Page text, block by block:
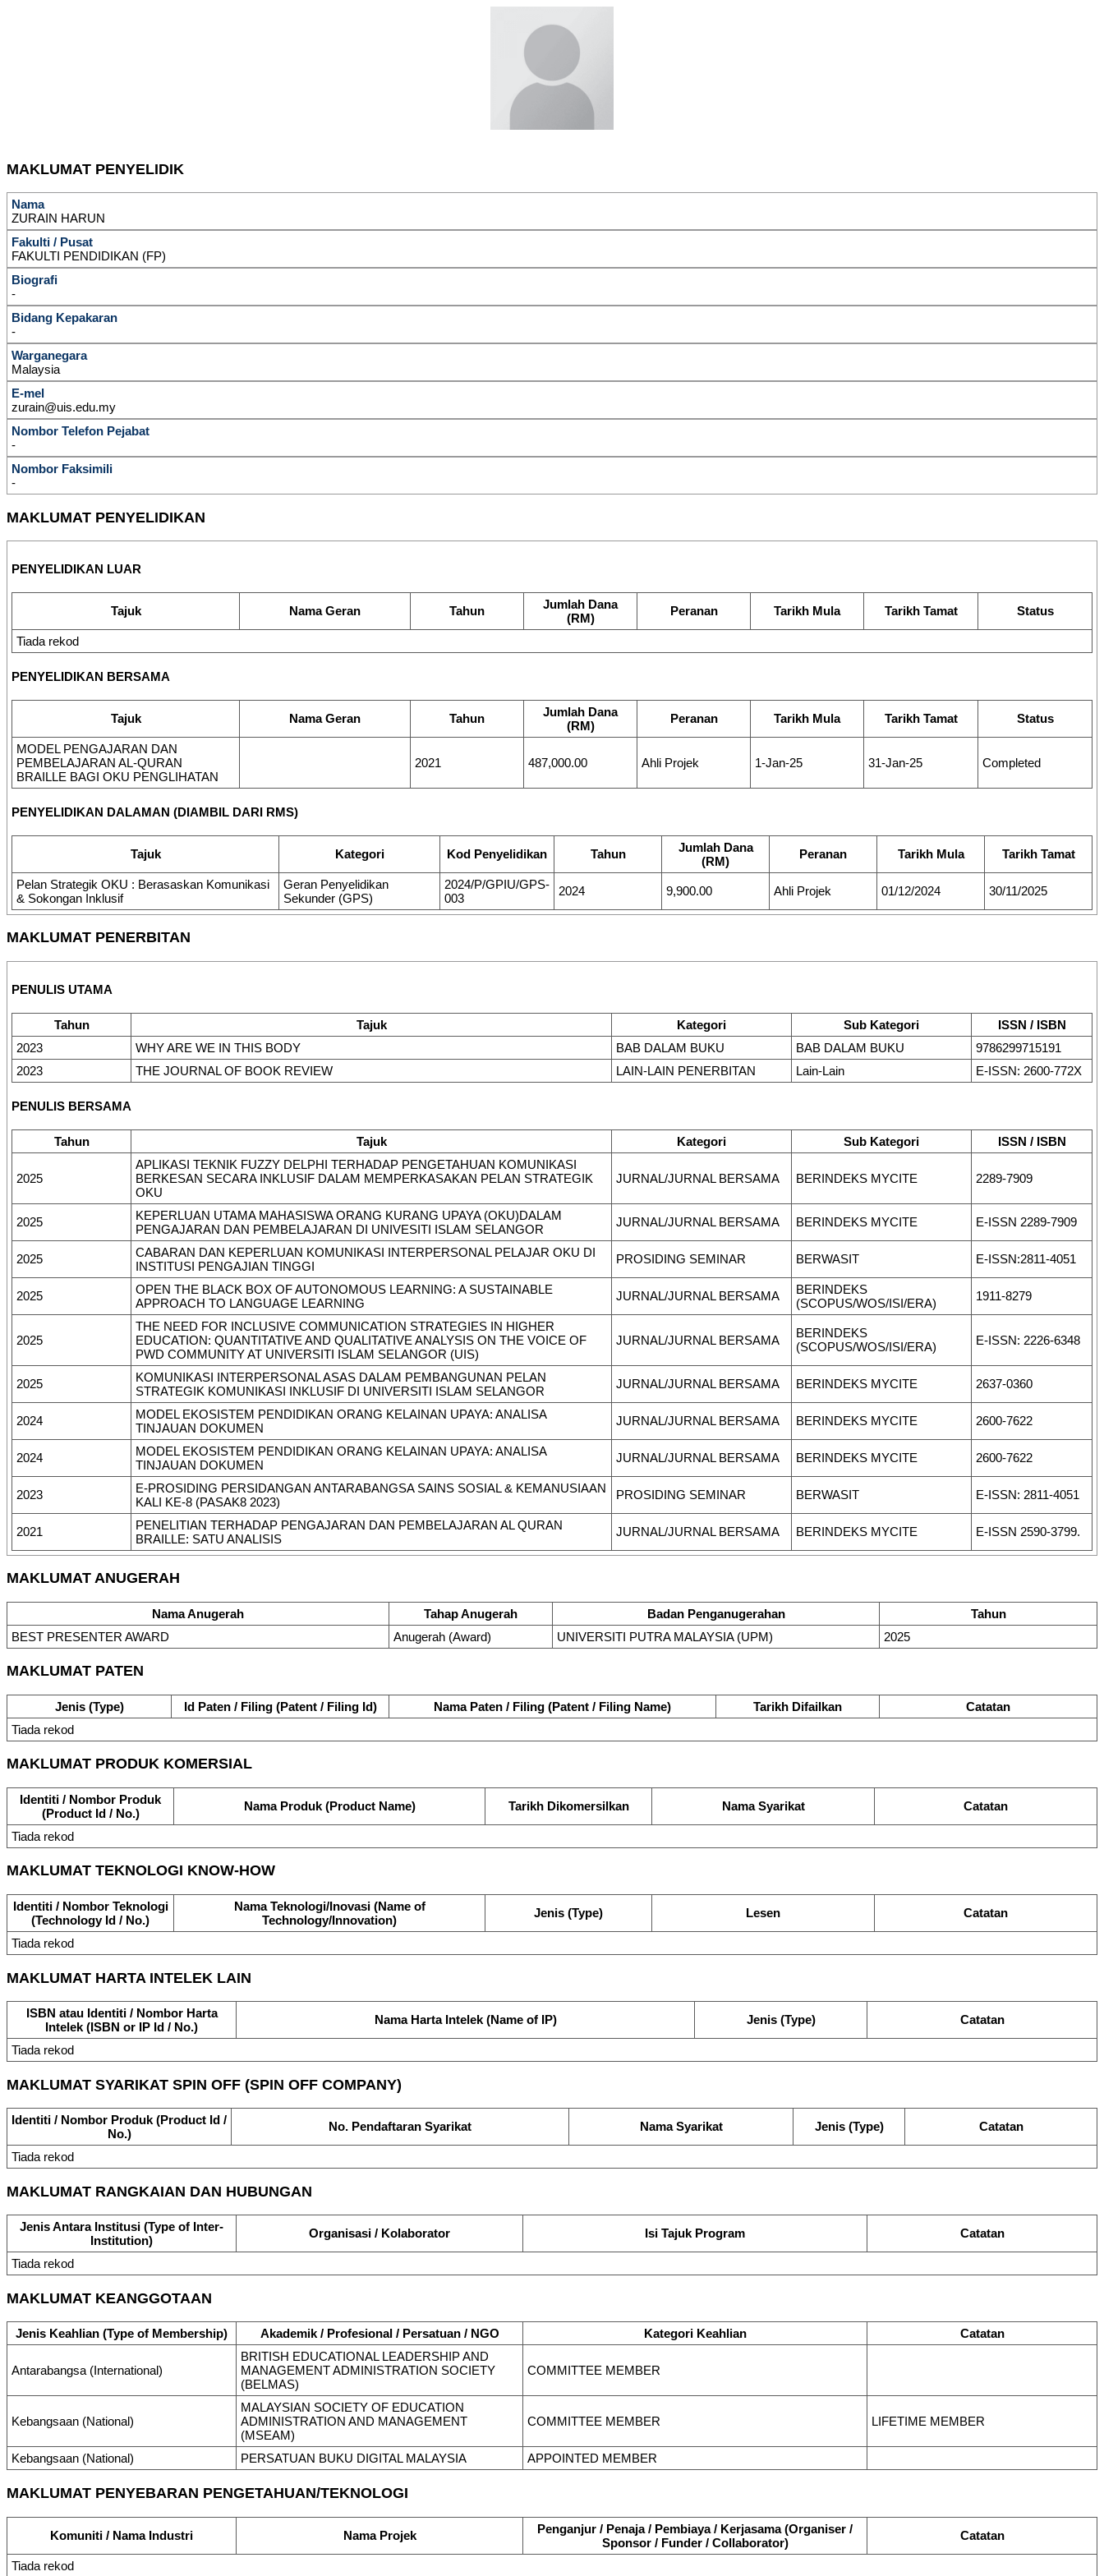
MAKLUMAT PENYELIDIK
Nama
ZURAIN HARUN
Fakulti / Pusat
FAKULTI PENDIDIKAN (FP)
Biografi
-
Bidang Kepakaran
-
Warganegara
Malaysia
E-mel
zurain@uis.edu.my
Nombor Telefon Pejabat
-
Nombor Faksimili
-
MAKLUMAT PENYELIDIKAN
PENYELIDIKAN LUAR
Tajuk Nama Geran Tahun
Jumlah Dana
(RM)
Peranan Tarikh Mula Tarikh Tamat Status
Tiada rekod
PENYELIDIKAN BERSAMA
Tajuk Nama Geran Tahun
Jumlah Dana
(RM)
Peranan Tarikh Mula Tarikh Tamat Status
MODEL PENGAJARAN DAN
PEMBELAJARAN AL-QURAN
BRAILLE BAGI OKU PENGLIHATAN
2021 487,000.00 Ahli Projek 1-Jan-25 31-Jan-25 Completed
PENYELIDIKAN DALAMAN (DIAMBIL DARI RMS)
Tajuk Kategori Kod Penyelidikan Tahun
Jumlah Dana
(RM)
Peranan Tarikh Mula Tarikh Tamat
Pelan Strategik OKU : Berasaskan Komunikasi
& Sokongan Inklusif
Geran Penyelidikan
Sekunder (GPS)
2024/P/GPIU/GPS-
003
2024 9,900.00 Ahli Projek 01/12/2024 30/11/2025
MAKLUMAT PENERBITAN
PENULIS UTAMA
Tahun Tajuk Kategori Sub Kategori
ISSN / ISBN
2023
WHY ARE WE IN THIS BODY BAB DALAM BUKU BAB DALAM BUKU
9786299715191
2023
THE JOURNAL OF BOOK REVIEW LAIN-LAIN PENERBITAN Lain-Lain E-ISSN: 2600-772X
PENULIS BERSAMA
Tahun Tajuk Kategori Sub Kategori ISSN / ISBN
2025
APLIKASI TEKNIK FUZZY DELPHI TERHADAP PENGETAHUAN KOMUNIKASI
BERKESAN SECARA INKLUSIF DALAM MEMPERKASAKAN PELAN STRATEGIK
OKU
JURNAL/JURNAL BERSAMA BERINDEKS MYCITE 2289-7909
2025
KEPERLUAN UTAMA MAHASISWA ORANG KURANG UPAYA (OKU)DALAM
PENGAJARAN DAN PEMBELAJARAN DI UNIVESITI ISLAM SELANGOR
JURNAL/JURNAL BERSAMA BERINDEKS MYCITE E-ISSN 2289-7909
2025
CABARAN DAN KEPERLUAN KOMUNIKASI INTERPERSONAL PELAJAR OKU DI
INSTITUSI PENGAJIAN TINGGI
PROSIDING SEMINAR BERWASIT E-ISSN:2811-4051
2025
OPEN THE BLACK BOX OF AUTONOMOUS LEARNING: A SUSTAINABLE
APPROACH TO LANGUAGE LEARNING
JURNAL/JURNAL BERSAMA
BERINDEKS
(SCOPUS/WOS/ISI/ERA)
1911-8279
2025
THE NEED FOR INCLUSIVE COMMUNICATION STRATEGIES IN HIGHER
EDUCATION: QUANTITATIVE AND QUALITATIVE ANALYSIS ON THE VOICE OF
PWD COMMUNITY AT UNIVERSITI ISLAM SELANGOR (UIS)
JURNAL/JURNAL BERSAMA
BERINDEKS
(SCOPUS/WOS/ISI/ERA)
E-ISSN: 2226-6348
2025
KOMUNIKASI INTERPERSONAL ASAS DALAM PEMBANGUNAN PELAN
STRATEGIK KOMUNIKASI INKLUSIF DI UNIVERSITI ISLAM SELANGOR
JURNAL/JURNAL BERSAMA BERINDEKS MYCITE 2637-0360
2024
MODEL EKOSISTEM PENDIDIKAN ORANG KELAINAN UPAYA: ANALISA
TINJAUAN DOKUMEN
JURNAL/JURNAL BERSAMA BERINDEKS MYCITE 2600-7622
2024
MODEL EKOSISTEM PENDIDIKAN ORANG KELAINAN UPAYA: ANALISA
TINJAUAN DOKUMEN
JURNAL/JURNAL BERSAMA BERINDEKS MYCITE 2600-7622
2023
E-PROSIDING PERSIDANGAN ANTARABANGSA SAINS SOSIAL & KEMANUSIAAN
KALI KE-8 (PASAK8 2023)
PROSIDING SEMINAR BERWASIT E-ISSN: 2811-4051
2021
PENELITIAN TERHADAP PENGAJARAN DAN PEMBELAJARAN AL QURAN
BRAILLE: SATU ANALISIS
JURNAL/JURNAL BERSAMA BERINDEKS MYCITE E-ISSN 2590-3799.
MAKLUMAT ANUGERAH
Nama Anugerah Tahap Anugerah Badan Penganugerahan
Tahun
BEST PRESENTER AWARD
Anugerah (Award) UNIVERSITI PUTRA MALAYSIA (UPM) 2025
MAKLUMAT PATEN
Jenis (Type) Id Paten / Filing (Patent / Filing Id) Nama Paten / Filing (Patent / Filing Name) Tarikh Difailkan
Catatan
Tiada rekod
MAKLUMAT PRODUK KOMERSIAL
Identiti / Nombor Produk
(Product Id / No.)
Nama Produk (Product Name) Tarikh Dikomersilkan Nama Syarikat Catatan
Tiada rekod
MAKLUMAT TEKNOLOGI KNOW-HOW
Identiti / Nombor Teknologi
(Technology Id / No.)
Nama Teknologi/Inovasi (Name of
Technology/Innovation)
Jenis (Type) Lesen Catatan
Tiada rekod
MAKLUMAT HARTA INTELEK LAIN
ISBN atau Identiti / Nombor Harta
Intelek (ISBN or IP Id / No.)
Nama Harta Intelek (Name of IP) Jenis (Type) Catatan
Tiada rekod
MAKLUMAT SYARIKAT SPIN OFF (SPIN OFF COMPANY)
Identiti / Nombor Produk (Product Id /
No.)
No. Pendaftaran Syarikat Nama Syarikat Jenis (Type) Catatan
Tiada rekod
MAKLUMAT RANGKAIAN DAN HUBUNGAN
Jenis Antara Institusi (Type of Inter-
Institution)
Organisasi / Kolaborator Isi Tajuk Program Catatan
Tiada rekod
MAKLUMAT KEANGGOTAAN
Jenis Keahlian (Type of Membership) Akademik / Profesional / Persatuan / NGO Kategori Keahlian Catatan
Antarabangsa (International)
BRITISH EDUCATIONAL LEADERSHIP AND
MANAGEMENT ADMINISTRATION SOCIETY
(BELMAS)
COMMITTEE MEMBER
Kebangsaan (National)
MALAYSIAN SOCIETY OF EDUCATION
ADMINISTRATION AND MANAGEMENT
(MSEAM)
COMMITTEE MEMBER LIFETIME MEMBER
Kebangsaan (National) PERSATUAN BUKU DIGITAL MALAYSIA APPOINTED MEMBER
MAKLUMAT PENYEBARAN PENGETAHUAN/TEKNOLOGI
Komuniti / Nama Industri Nama Projek
Penganjur / Penaja / Pembiaya / Kerjasama (Organiser /
Sponsor / Funder / Collaborator)
Catatan
Tiada rekod